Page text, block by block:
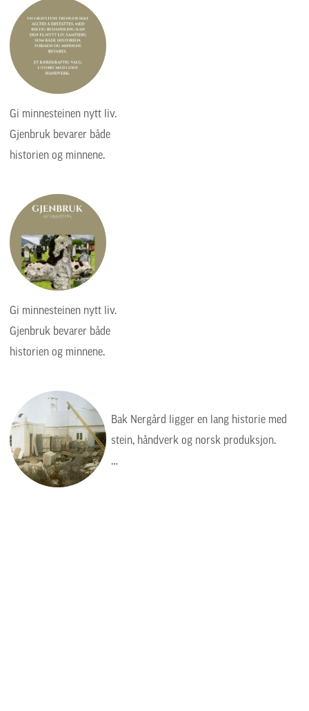
Gi minnesteinen nytt liv.
Gjenbruk bevarer både
historien og minnene.
Gi minnesteinen nytt liv.
Gjenbruk bevarer både
historien og minnene.
Bak Nergård ligger en lang historie med
stein, håndverk og norsk produksjon.